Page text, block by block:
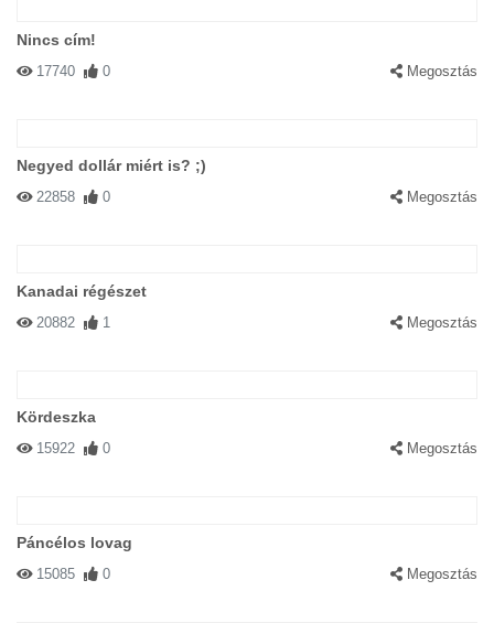
Nincs cím!
17740 0 Megosztás
Negyed dollár miért is? ;)
22858 0 Megosztás
Kanadai régészet
20882 1 Megosztás
Kördeszka
15922 0 Megosztás
Páncélos lovag
15085 0 Megosztás